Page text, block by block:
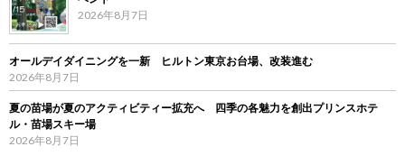
2026年8月7日
オールデイダイニングを一新 ヒルトン東京お台場、改装進む
2026年8月7日
夏の苗場が夏のアクティビティー拡充へ 四季の各魅力を創出プリンスホテ
ル・苗場スキー場
2026年8月7日